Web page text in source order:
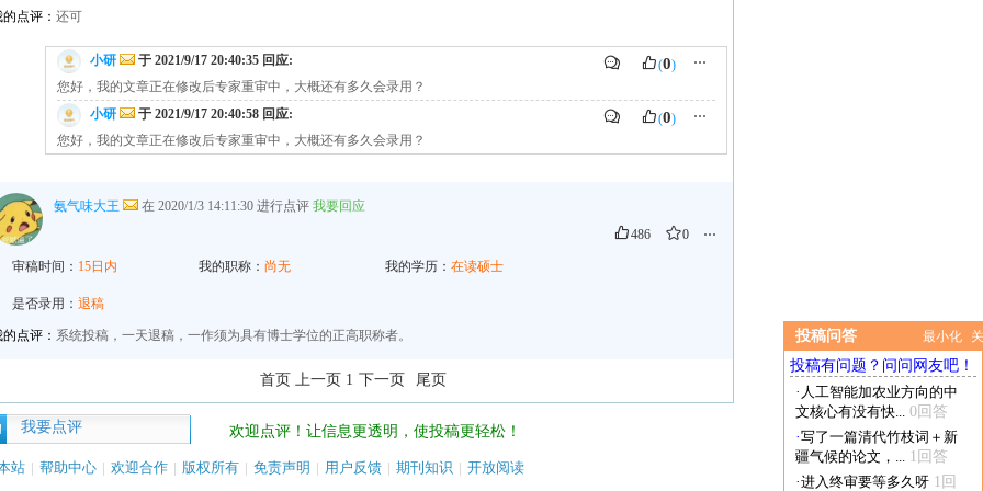
投稿问答 最小化
投稿有问题？问问网友吧！
· 人工智能加农业方向的中
文核心有没有快... 0回答
·写了一篇清代竹枝词＋新
疆气候的论文，... 1回答
·进入终审要等多久呀 1回
点评： 还可
小研 于 2021/9/17 20:40:35 回应: ⋯
(0)
您好，我的文章正在修改后专家重审中，大概还有多久会录用？
小研
于 2021/9/17 20:40:58 回应: ⋯
(0)
您好，我的文章正在修改后专家重审中，大概还有多久会录用？
氨气味大王 在 2020/1/3 14:11:30 进行点评 我要回应
486
0 ⋯
审稿时间： 15日内 我的职称： 尚无 我的学历： 在读硕士
是否录用： 退稿
点评： 系统投稿，一天退稿，一作须为具有博士学位的正高职称者。
首页 上一页 1 下一页 尾页
我要点评 欢迎点评！让信息更透明，使投稿更轻松！
站 | 帮助中心 | 欢迎合作 | 版权所有 | 免责声明 | 用户反馈 | 期刊知识 | 开放阅读